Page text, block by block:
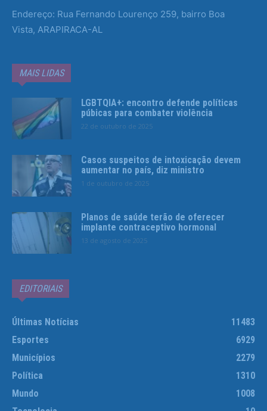
Endereço: Rua Fernando Lourenço 259, bairro Boa
Vista, ARAPIRACA-AL
MAIS LIDAS
LGBTQIA+: encontro defende políticas
púbicas para combater violência
22 de outubro de 2025
Casos suspeitos de intoxicação devem
aumentar no país, diz ministro
1 de outubro de 2025
Planos de saúde terão de oferecer
implante contraceptivo hormonal
13 de agosto de 2025
EDITORIAIS
Últimas Notícias
11483
Esportes
6929
Municípios
2279
Política
1310
Mundo
1008